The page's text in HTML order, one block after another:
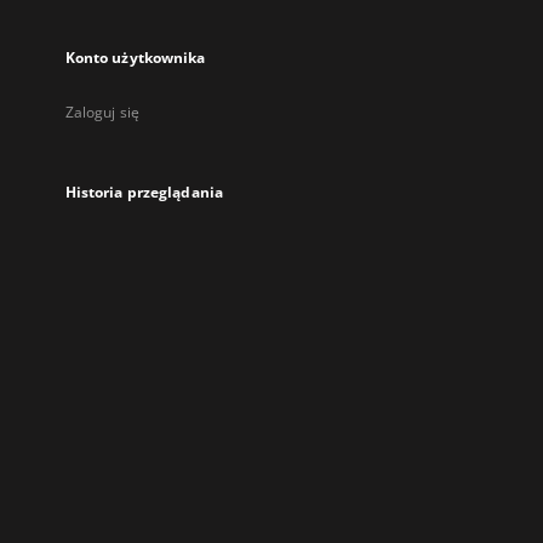
Konto użytkownika
Zaloguj się
Historia przeglądania